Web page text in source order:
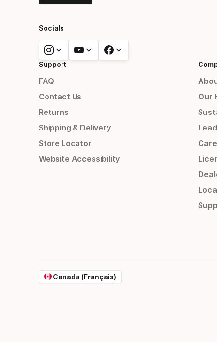
Socials
Support
FAQ
Contact Us
Returns
Shipping & Delivery
Store Locator
Website Accessibility
Our
Canada (Français)